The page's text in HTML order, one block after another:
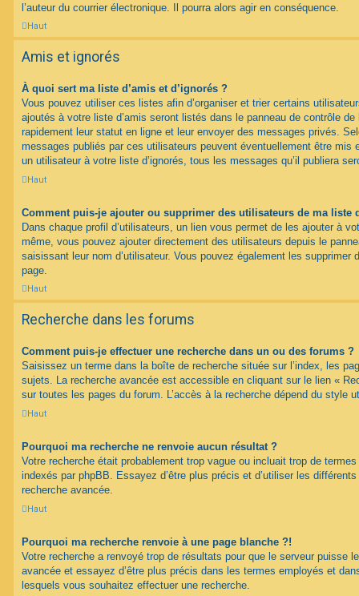
l’auteur du courrier électronique. Il pourra alors agir en conséquence.
Haut
Amis et ignorés
À quoi sert ma liste d’amis et d’ignorés ?
Vous pouvez utiliser ces listes afin d’organiser et trier certains
ajoutés à votre liste d’amis seront listés dans le panneau de contrôle de
rapidement leur statut en ligne et leur envoyer des messages privés.
messages publiés par ces utilisateurs peuvent éventuellement être mis
un utilisateur à votre liste d’ignorés, tous les messages qu’il publiera
Haut
Comment puis-je ajouter ou supprimer des utilisateurs de ma liste
Dans chaque profil d’utilisateurs, un lien vous permet de les ajouter à
même, vous pouvez ajouter directement des utilisateurs depuis le
saisissant leur nom d’utilisateur. Vous pouvez également les
page.
Haut
Recherche dans les forums
Comment puis-je effectuer une recherche dans un ou des forums ?
Saisissez un terme dans la boîte de recherche située sur l’index, les
sujets. La recherche avancée est accessible en cliquant sur le lien «
sur toutes les pages du forum. L’accès à la recherche dépend du style
Haut
Pourquoi ma recherche ne renvoie aucun résultat ?
Votre recherche était probablement trop vague ou incluait trop de
indexés par phpBB. Essayez d’être plus précis et d’utiliser les
recherche avancée.
Haut
Pourquoi ma recherche renvoie à une page blanche ?!
Votre recherche a renvoyé trop de résultats pour que le serveur puisse
avancée et essayez d’être plus précis dans les termes employés et
lesquels vous souhaitez effectuer une recherche.